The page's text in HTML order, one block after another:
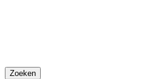
Zoeken